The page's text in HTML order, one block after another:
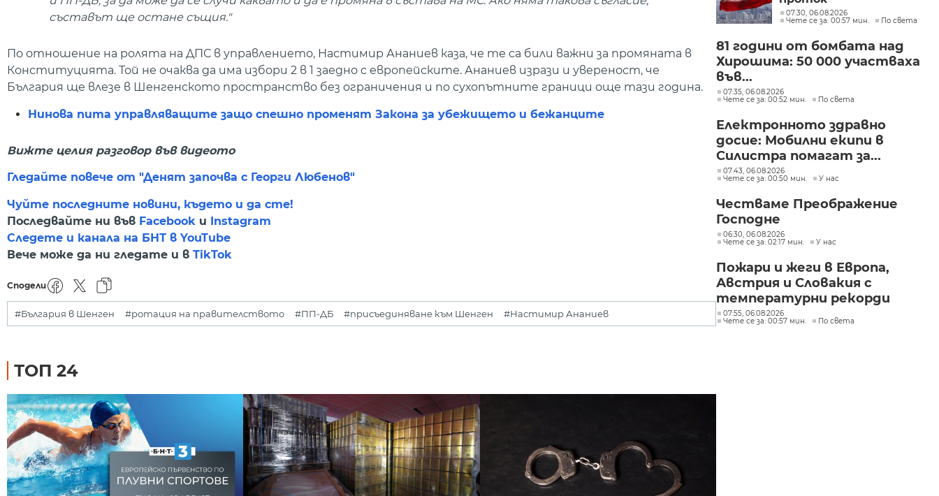
съставът ще остане същия."
По отношение на ролята на ДПС в управлението, Настимир Ананиев каза, че те са били важни за промяната в
Конституцията. Той не очаква да има избори 2 в 1 заедно с европейските. Ананиев изрази и увереност, че
България ще влезе в Шенгенското пространство без ограничения и по сухопътните граници още тази година.
Нинова пита управляващите защо спешно променят Закона за убежището и бежанците
Вижте целия разговор във видеото
Гледайте повече от "Денят започва с Георги Любенов"
Чуйте последните новини, където и да сте!
Последвайте ни във Facebook и Instagram
Следете и канала на БНТ в YouTube
Вече може да ни гледате и в TikTok
Сподели
#България в Шенген #ротация на правителството #ПП-ДБ #присъединяване към Шенген #Настимир Ананиев
ТОП 24
07:30, 06.08.2026
Чете се за: 00:57 мин.
По света
81 години от бомбата над
Хирошима: 50 000 участваха
във...
07:35, 06.08.2026
Чете се за: 00:52 мин.
По света
Електронното здравно
досие: Мобилни екипи в
Силистра помагат за...
07:43, 06.08.2026
Чете се за: 00:50 мин.
У нас
Честваме Преображение
Господне
06:30, 06.08.2026
Чете се за: 02:17 мин.
У нас
Пожари и жеги в Европа,
Австрия и Словакия с
температурни рекорди
07:55, 06.08.2026
Чете се за: 00:57 мин.
По света